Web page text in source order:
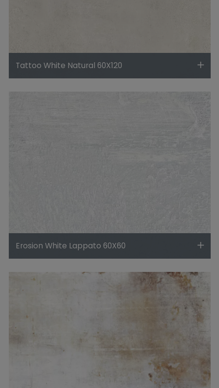
Tattoo White Natural 60X120
Erosion White Lappato 60X60